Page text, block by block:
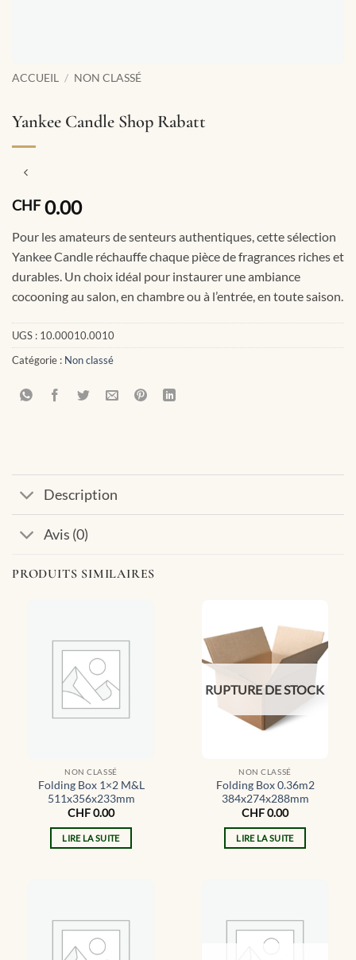
ACCUEIL / NON CLASSÉ
Yankee Candle Shop Rabatt
CHF0.00
Pour les amateurs de senteurs authentiques, cette sélection
Yankee Candle réchauffe chaque pièce de fragrances riches et
durables. Un choix idéal pour instaurer une ambiance
cocooning au salon, en chambre ou à l’entrée, en toute saison.
UGS : 10.00010.0010
Catégorie : Non classé
Description
Avis (0)
PRODUITS SIMILAIRES
NON CLASSÉ
Folding Box 1×2 M&L
511x356x233mm
CHF0.00
LIRE LA SUITE
RUPTURE DE STOCK
NON CLASSÉ
Folding Box 0.36m2
384x274x288mm
CHF0.00
LIRE LA SUITE